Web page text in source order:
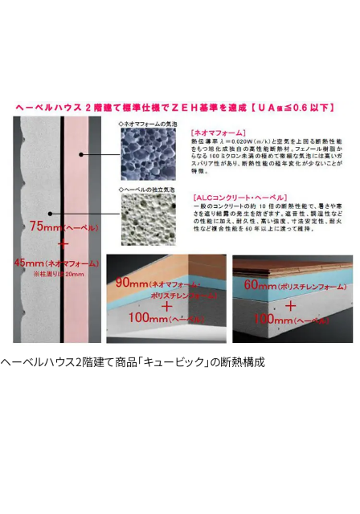
ヘーベルハウス2階建て商品「キュービック」の断熱構成